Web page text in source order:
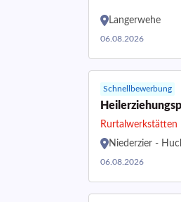
Langerwehe
06.08.2026
Schnellbewerbung
Rurtalwerkstätten
Niederzier -
06.08.2026